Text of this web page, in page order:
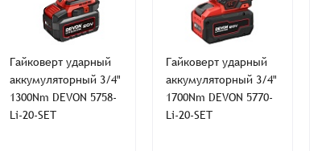
Заказать презентацию
Гайковерт ударный
аккумуляторный 3/4"
1300Nm DEVON 5758-
Li-20-SET
Гайковерт ударный
аккумуляторный 3/4"
1700Nm DEVON 5770-
Li-20-SET